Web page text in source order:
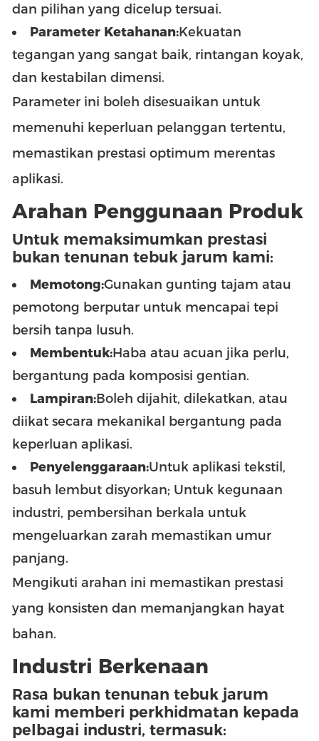
dan pilihan yang dicelup tersuai.
Parameter Ketahanan:Kekuatan
tegangan yang sangat baik, rintangan koyak,
dan kestabilan dimensi.
Parameter ini boleh disesuaikan untuk
memenuhi keperluan pelanggan tertentu,
memastikan prestasi optimum merentas
aplikasi.
Arahan Penggunaan Produk
Untuk memaksimumkan prestasi
bukan tenunan tebuk jarum kami:
Memotong:Gunakan gunting tajam atau
pemotong berputar untuk mencapai tepi
bersih tanpa lusuh.
Membentuk:Haba atau acuan jika perlu,
bergantung pada komposisi gentian.
Lampiran:Boleh dijahit, dilekatkan, atau
diikat secara mekanikal bergantung pada
keperluan aplikasi.
Penyelenggaraan:Untuk aplikasi tekstil,
basuh lembut disyorkan; Untuk kegunaan
industri, pembersihan berkala untuk
mengeluarkan zarah memastikan umur
panjang.
Mengikuti arahan ini memastikan prestasi
yang konsisten dan memanjangkan hayat
bahan.
Industri Berkenaan
Rasa bukan tenunan tebuk jarum
kami memberi perkhidmatan kepada
pelbagai industri, termasuk: